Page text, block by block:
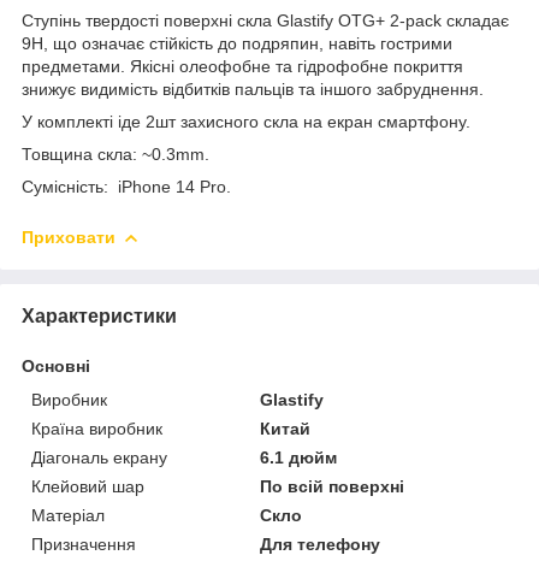
Ступінь твердості поверхні скла Glastify OTG+ 2-pack складає
9H, що означає стійкість до подряпин, навіть гострими
предметами. Якісні олеофобне та гідрофобне покриття
знижує видимість відбитків пальців та іншого забруднення.
У комплекті іде 2шт захисного скла на екран смартфону.
Товщина скла: ~0.3mm.
Сумісність: iPhone 14 Pro.
Приховати
Характеристики
Основні
Виробник
Glastify
Країна виробник
Китай
Діагональ екрану
6.1 дюйм
Клейовий шар
По всій поверхні
Матеріал
Скло
Призначення
Для телефону